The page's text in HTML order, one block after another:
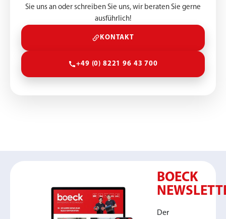
Sie uns an oder schreiben Sie uns, wir beraten Sie gerne
ausführlich!
KONTAKT
+49 (0) 8221 96 43 700
BOECK
Der